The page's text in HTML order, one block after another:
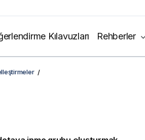
Kılavuzları Rehberler